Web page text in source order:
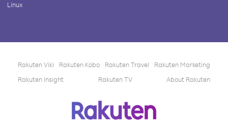
Linux
Rakuten Viki Rakuten Kobo Rakuten Travel
Rakuten Marketing
Rakuten Insight
Rakuten TV About Rakuten